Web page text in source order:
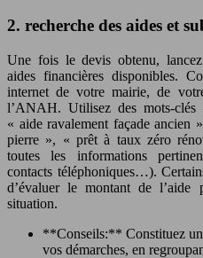
2. recherche des aides et
Une fois le devis obtenu,
aides financières disponibles.
internet de votre mairie, de
l’ANAH. Utilisez des mots-clés
« aide ravalement façade ancien
pierre », « prêt à taux zéro
toutes les informations
contacts téléphoniques…).
d’évaluer le montant de
situation.
**Conseils:** Constituez un
vos démarches, en